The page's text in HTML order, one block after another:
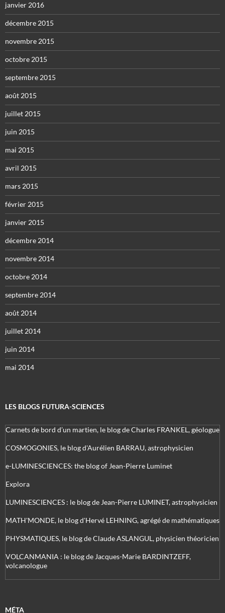
janvier 2016
décembre 2015
novembre 2015
octobre 2015
septembre 2015
août 2015
juillet 2015
juin 2015
mai 2015
avril 2015
mars 2015
février 2015
janvier 2015
décembre 2014
novembre 2014
octobre 2014
septembre 2014
août 2014
juillet 2014
juin 2014
mai 2014
LES BLOGS FUTURA-SCIENCES
Carnets de bord d’un martien, le blog de Charles FRANKEL, géologue
COSMOGONIES, le blog d'Aurélien BARRAU, astrophysicien
e-LUMINESCIENCES: the blog of Jean-Pierre Luminet
Explora
LUMINESCIENCES : le blog de Jean-Pierre LUMINET, astrophysicien
MATH'MONDE, le blog d'Hervé LEHNING, agrégé de mathématiques
PHYSMATIQUES, le blog de Claude ASLANGUL, physicien théoricien
VOLCANMANIA : le blog de Jacques-Marie BARDINTZEFF,
volcanologue
MÉTA